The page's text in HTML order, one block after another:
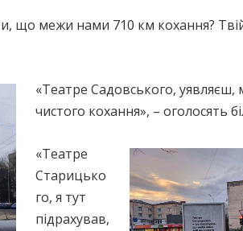
що межи нами 710 км кохання?
«Театре Садовського, уявляєш,
чистого кохання», – оголосять
«Театре
Старицько
го, я тут
підрахував,